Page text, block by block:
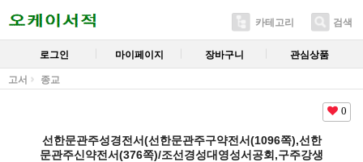
카테고리 검색
로그인 마이페이지 장바구니 관심상품
고서 종교
0
선한문관주성경전서(선한문관주구약전서(1096쪽),선한
문관주신약전서(376쪽)/조선경성대영성서공회,구주강생